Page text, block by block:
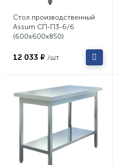
Стол производственный
Assum СП-П3-6/6
(600х600х850)
12 033 ₽ /шт